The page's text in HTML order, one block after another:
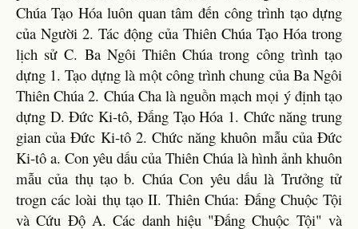
Chúa Tạo Hóa luôn quan tâm đến công trình tạo dựng
của Người 2. Tác động của Thiên Chúa Tạo Hóa trong
lịch sử C. Ba Ngôi Thiên Chúa trong công trình tạo
dựng 1. Tạo dựng là một công trình chung của Ba Ngôi
Thiên Chúa 2. Chúa Cha là nguồn mạch mọi ý định tạo
dựng D. Đức Ki-tô, Đấng Tạo Hóa 1. Chức năng trung
gian của Đức Ki-tô 2. Chức năng khuôn mẫu của Đức
Ki-tô a. Con yêu dấu của Thiên Chúa là hình ảnh khuôn
mẫu của thụ tạo b. Chúa Con yêu dấu là Trưởng tử
trogn các loài thụ tạo II. Thiên Chúa: Đấng Chuộc Tội
và Cứu Độ A. Các danh hiệu "Đấng Chuộc Tội" và